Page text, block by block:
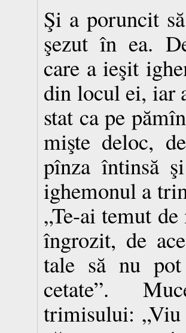
Şi a poruncit
şezut în ea.
care a ieşit
din locul ei, iar
stat ca pe
mişte deloc,
pînza întinsă
ighemonul a
„Te-ai temut
îngrozit, de
tale să nu
cetate”.
trimisului: „Viu